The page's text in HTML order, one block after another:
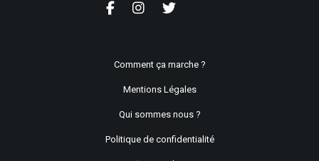
Comment ça marche ?
Mentions Légales
Qui sommes nous ?
Politique de confidentialité